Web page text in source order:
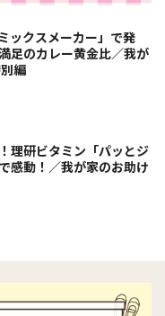
ックスメーカー」で発
足のカレー黄金比／我が
編
理研ビタミン「パッとジ
感動！／我が家のお助け